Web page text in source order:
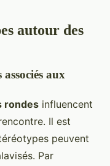
autour des
aux
rondes influencent
Il est
peuvent
Par